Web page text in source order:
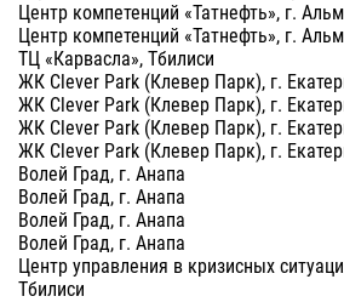
Центр компетенций «Татнефть», г.
Центр компетенций «Татнефть», г.
ТЦ «Карвасла», Тбилиси
ЖК Clever Park (Клевер Парк), г.
ЖК Clever Park (Клевер Парк), г.
ЖК Clever Park (Клевер Парк), г.
ЖК Clever Park (Клевер Парк), г.
Волей Град, г. Анапа
Волей Град, г. Анапа
Волей Град, г. Анапа
Волей Град, г. Анапа
Центр управления в кризисных
Тбилиси